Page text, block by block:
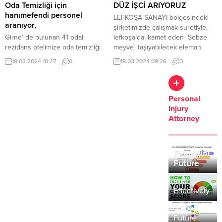
Oda Temizliği için
hanımefendi personel
aranıyor,
Girne’ de bulunan 41 odalı
rezidans otelimize oda temizliği
için hanımefendi personel
aranıyor, Girne’ de ikamet eden
18.03.2024 10:27 0
DÜZ İŞCİ ARIYORUZ
LEFKOŞA SANAYİ bolgesindeki
şirketimizde çalışmak suretiyle,
lefkoşa’da ikamet eden Sebze
meyve taşıyabilecek eleman
arıyoruz. İlgilenen kişiler 0533
850 14 20 den bizlere ulaşabilir.
18.03.2024 09:26 0
Personal
Injury
Attorney
The
Importance
of Health
Insurance:
Protecting
Your
Financial
Future
Your Credit
Score
Quickly
and
Effectively
Top
Investment
Strategies
for
Retirement:
Building a
Stable
Future
The
Essential
Guide to
Choosing
the Right